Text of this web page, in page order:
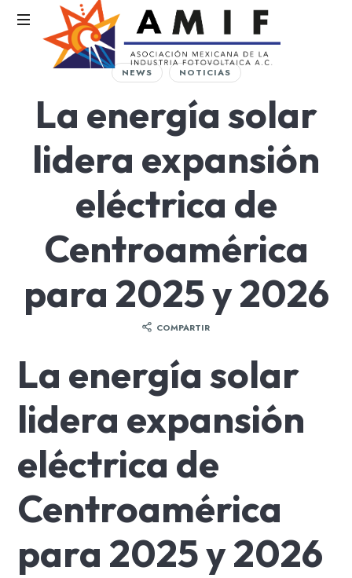
AMIF
Industria
Fotovoltaica
NEWS NOTICIAS
La energía solar
lidera expansión
eléctrica de
Centroamérica
para 2025 y 2026
COMPARTIR
La energía solar
lidera expansión
eléctrica de
Centroamérica
para 2025 y 2026